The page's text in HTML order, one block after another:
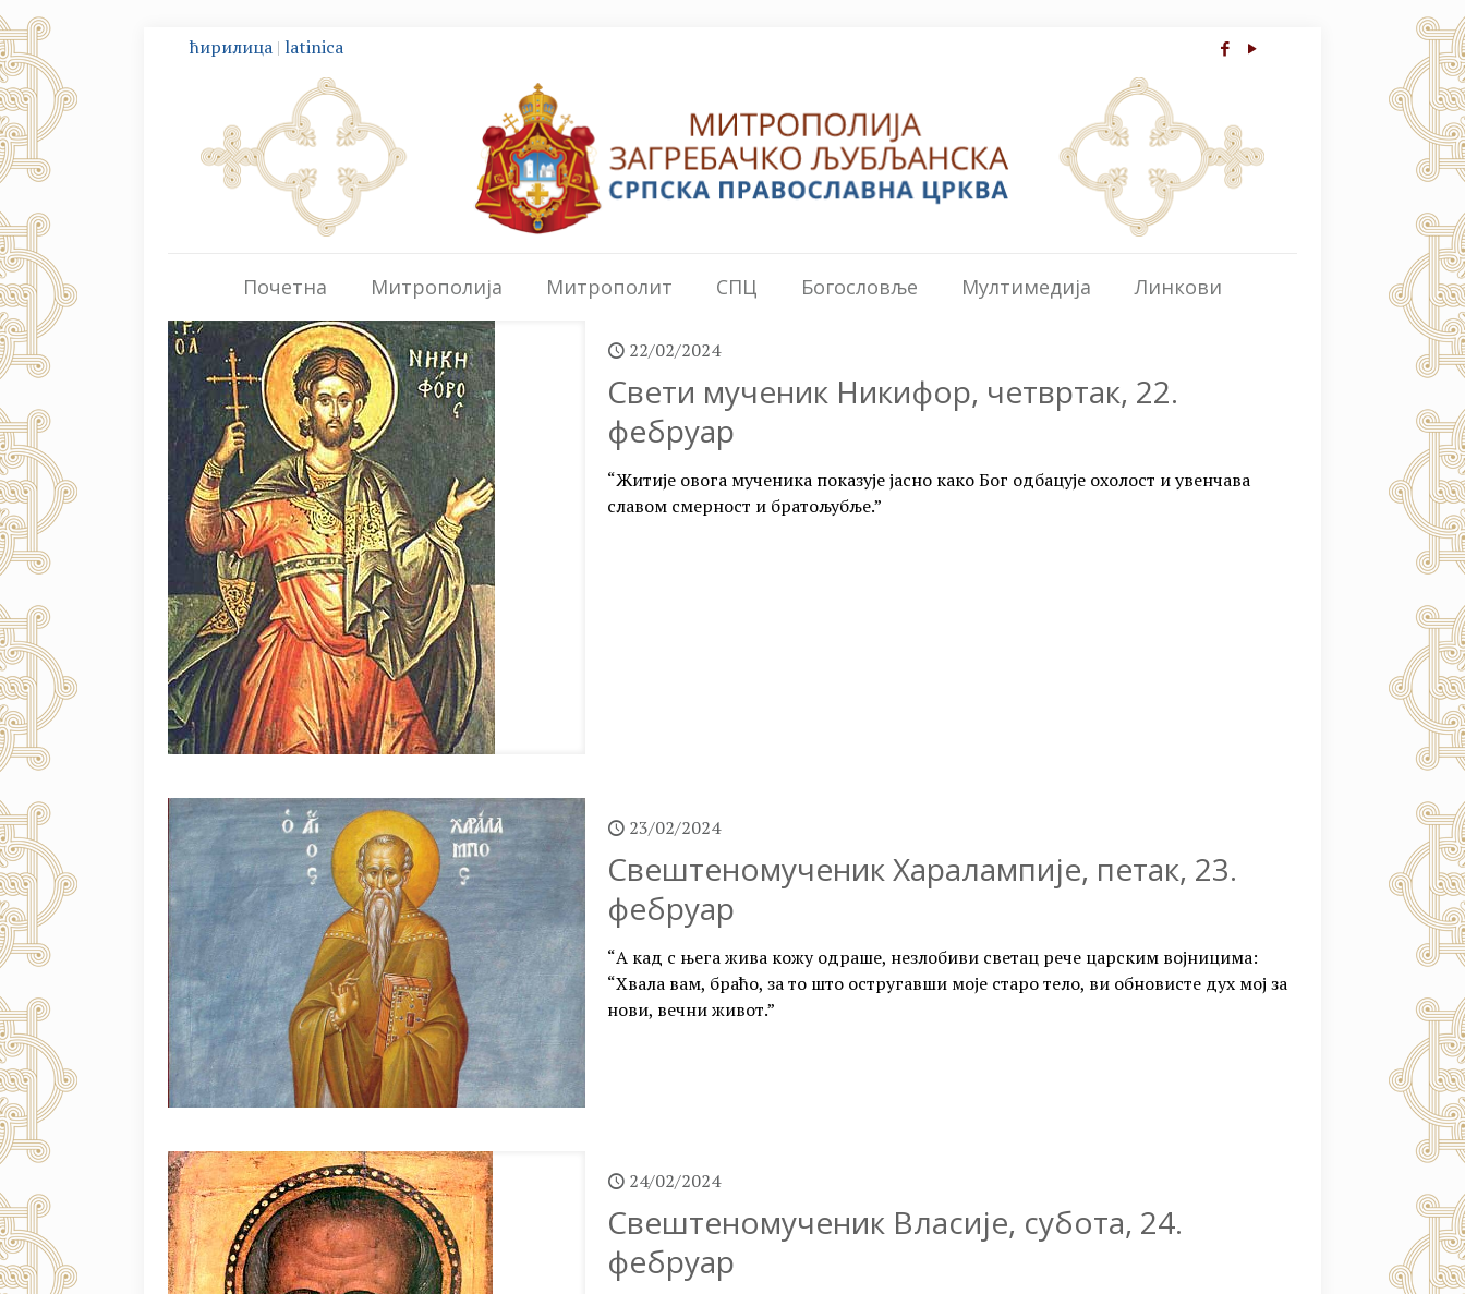
ћирилица | latinica
Почетна Митрополија Митрополит СПЦ Богословље Мултимедија Линкови
22/02/2024
Свети мученик Никифор, четвртак, 22.
фебруар
“Житије овога мученика показује јасно како Бог одбацује охолост и увенчава
славом смерност и братољубље.”
23/02/2024
Свештеномученик Харалампије, петак, 23.
фебруар
“А кад с њега жива кожу одраше, незлобиви светац рече царским војницима:
“Хвала вам, браћо, за то што остругавши моје старо тело, ви обновисте дух мој за
нови, вечни живот.”
24/02/2024
Свештеномученик Власије, субота, 24.
фебруар